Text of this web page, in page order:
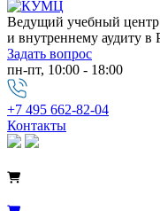
Ведущий учебный
и внутреннему аудиту в
Задать вопрос
пн-пт, 10:00 - 18:00
+7 495 662-82-04
Контакты